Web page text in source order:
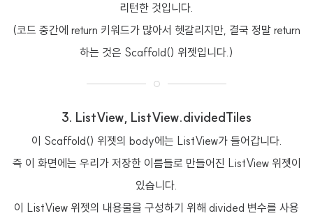
리턴한 것입니다.
(코드 중간에 return 키워드가 많아서 헷갈리지만, 결국 정말 return
하는 것은 Scaffold() 위젯입니다.)
3. ListView, ListView.dividedTiles
이 Scaffold() 위젯의 body에는 ListView가 들어갑니다.
즉 이 화면에는 우리가 저장한 이름들로 만들어진 ListView 위젯이
있습니다.
이 ListView 위젯의 내용물을 구성하기 위해 divided 변수를 사용